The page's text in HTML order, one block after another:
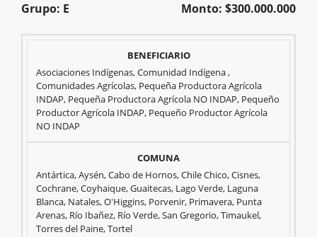
Grupo: E Monto: $300.000.000
Grupo:
E
Monto:
$300.000.000
Asociaciones Indígenas, Comunidad Indígena ,
Comunidades Agrícolas, Pequeña Productora Agrícola
INDAP, Pequeña Productora Agrícola NO INDAP, Pequeño
Productor Agrícola INDAP, Pequeño Productor Agrícola
NO INDAP
Antártica, Aysén, Cabo de Hornos, Chile Chico, Cisnes,
Cochrane, Coyhaique, Guaitecas, Lago Verde, Laguna
Blanca, Natales, O'Higgins, Porvenir, Primavera, Punta
Arenas, Río Ibañez, Río Verde, San Gregorio, Timaukel,
Torres del Paine, Tortel